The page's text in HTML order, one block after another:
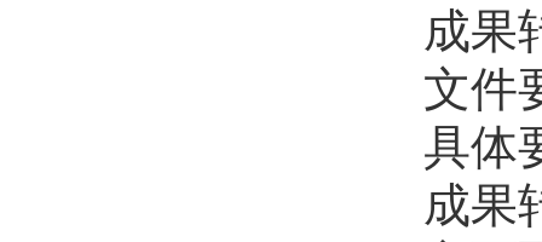
成果
文件
具体
成果